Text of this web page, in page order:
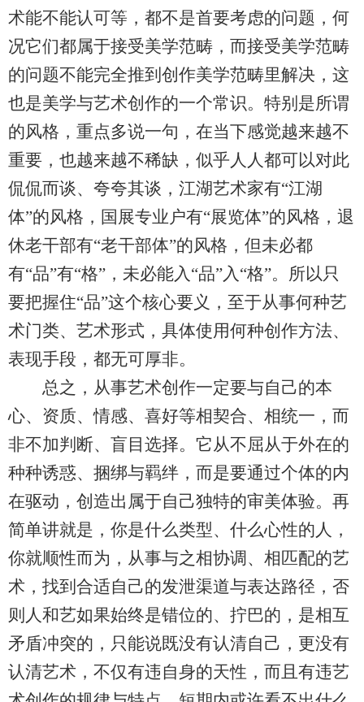
术能不能认可等，都不是首要考虑的问题，何
况它们都属于接受美学范畴，而接受美学范畴
的问题不能完全推到创作美学范畴里解决，这
也是美学与艺术创作的一个常识。特别是所谓
的风格，重点多说一句，在当下感觉越来越不
重要，也越来越不稀缺，似乎人人都可以对此
侃侃而谈、夸夸其谈，江湖艺术家有“江湖
体”的风格，国展专业户有“展览体”的风格，退
休老干部有“老干部体”的风格，但未必都
有“品”有“格”，未必能入“品”入“格”。所以只
要把握住“品”这个核心要义，至于从事何种艺
术门类、艺术形式，具体使用何种创作方法、
表现手段，都无可厚非。
总之，从事艺术创作一定要与自己的本
心、资质、情感、喜好等相契合、相统一，而
非不加判断、盲目选择。它从不屈从于外在的
种种诱惑、捆绑与羁绊，而是要通过个体的内
在驱动，创造出属于自己独特的审美体验。再
简单讲就是，你是什么类型、什么心性的人，
你就顺性而为，从事与之相协调、相匹配的艺
术，找到合适自己的发泄渠道与表达路径，否
则人和艺如果始终是错位的、拧巴的，是相互
矛盾冲突的，只能说既没有认清自己，更没有
认清艺术，不仅有违自身的天性，而且有违艺